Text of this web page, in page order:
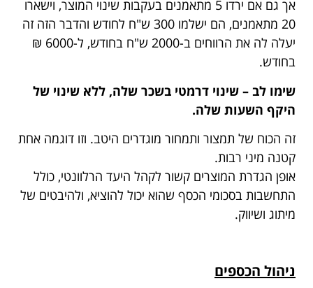
אך גם אם ירדו 5 מתאמנים בעקבות שינוי המוצר, וישארו
20 מתאמנים, הם ישלמו 300 ש"ח לחודש והדבר הזה זה
יעלה לה את הרווחים ב-2000 ש"ח בחודש, ל-6000 ₪
בחודש.
שימו לב – שינוי דרמטי בשכר שלה, ללא שינוי של
היקף השעות שלה.
זה הכוח של תמצור ותמחור מוגדרים היטב. וזו דוגמה אחת
קטנה מיני רבות.
אופן הגדרת המוצרים קשור לקהל היעד הרלוונטי, כולל
התחשבות בסכומי הכסף שהוא יכול להוציא, ולהיבטים של
מיתוג ושיווק.
ניהול הכספים